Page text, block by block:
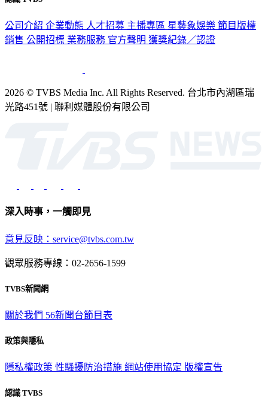
公司介紹 企業動態 人才招募 主播專區 星藝象娛樂 節目版權
銷售 公開招標 業務服務 官方聲明 獲獎紀錄／認證
2026 © TVBS Media Inc. All Rights Reserved. 台北市內湖區瑞
光路451號 | 聯利媒體股份有限公司
深入時事，一觸即見
意見反映：service@tvbs.com.tw
觀眾服務專線：02-2656-1599
TVBS新聞網
關於我們 56新聞台節目表
政策與隱私
隱私權政策 性騷擾防治措施 網站使用協定 版權宣告
認識 TVBS